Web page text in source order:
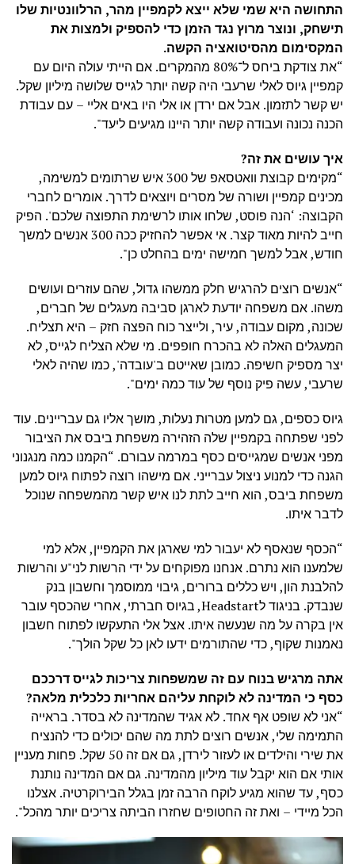
התחושה היא שמי שלא ייצא לקמפיין מהר, הרלוונטיות שלו
תישחק, ונוצר מרוץ נגד הזמן כדי להספיק ולמצות את
המקסימום מהסיטואציה הקשה.
“את צודקת ביחס ל־80% מהמקרים. אם הייתי עולה היום עם
קמפיין גיוס לאלי שרעבי היה קשה יותר לגייס שלושה מיליון שקל.
יש קשר לתזמון. אבל אם ירדן או אלי היו באים אליי – עם עבודת
הכנה נכונה ועבודה קשה יותר היינו מגיעים ליעד".
איך עושים את זה?
“מקימים קבוצת וואטסאפ של 300 איש שרתומים למשימה,
מכינים קמפיין ושורה של מסרים ויוצאים לדרך. אומרים לחברי
הקבוצה: ‘הנה פוסט, שלחו אותו לרשימת התפוצה שלכם'. הפיק
חייב להיות מאוד קצר. אי אפשר להחזיק ככה 300 אנשים למשך
חודש, אבל למשך חמישה ימים בהחלט כן".
“אנשים רוצים להרגיש חלק ממשהו גדול, שהם עוזרים ועושים
משהו. אם משפחה יודעת לארגן סביבה מעגלים של חברים,
שכונה, מקום עבודה, עיר, ולייצר כוח הפצה חזק – היא תצליח.
המעגלים האלה לא בהכרח חופפים. מי שלא הצליח לגייס, לא
יצר מספיק חשיפה. כמובן שאייטם ב'עובדה', כמו שהיה לאלי
שרעבי, עשה פיק נוסף של עוד כמה ימים".
גיוס כספים, גם למען מטרות נעלות, מושך אליו גם עבריינים. עוד
לפני שפתחה בקמפיין שלה הזהירה משפחת ביבס את הציבור
מפני אנשים שמגייסים כסף במרמה עבורם. “הקמנו כמה מנגנוני
הגנה כדי למנוע ניצול עברייני. אם מישהו רוצה לפתוח גיוס למען
משפחת ביבס, הוא חייב לתת לנו איש קשר מהמשפחה שנוכל
לדבר איתו.
“הכסף שנאסף לא יעבור למי שארגן את הקמפיין, אלא למי
שלמענו הוא נתרם. אנחנו מפוקחים על ידי הרשות לני"ע והרשות
להלבנת הון, ויש כללים ברורים, גיבוי ממוסמך וחשבון בנק
שנבדק. בניגוד לHeadstart, בגיוס חברתי, אחרי שהכסף עובר
אין בקרה על מה שנעשה איתו. אצל אלי התעקשו לפתוח חשבון
נאמנות שקוף, כדי שהתורמים ידעו לאן כל שקל הולך".
אתה מרגיש בנוח עם זה שמשפחות צריכות לגייס דרככם
כסף כי המדינה לא לוקחת עליהם אחריות כלכלית מלאה?
“אני לא שופט אף אחד. לא אגיד שהמדינה לא בסדר. בראייה
התמימה שלי, אנשים רוצים לתת מה שהם יכולים כדי להנציח
את שירי והילדים או לעזור לירדן, גם אם זה 50 שקל. פחות מעניין
אותי אם הוא יקבל עוד מיליון מהמדינה. גם אם המדינה נותנת
כסף, עד שהוא מגיע לוקח הרבה זמן בגלל הבירוקרטיה. אצלנו
הכל מיידי – ואת זה החטופים שחזרו הביתה צריכים יותר מהכל".